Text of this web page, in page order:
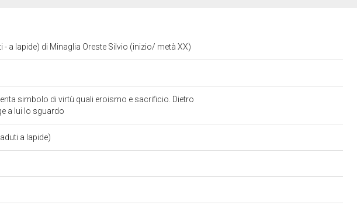
a lapide) di Minaglia Oreste Silvio (inizio/ metà XX)
simbolo di virtù quali eroismo e sacrificio. Dietro
a lui lo sguardo
a lapide)